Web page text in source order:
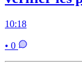
10:18
• 0